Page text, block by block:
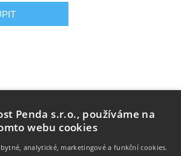
Penda s.r.o., používáme na
webu cookies
analytické, marketingové a funkční cookies.